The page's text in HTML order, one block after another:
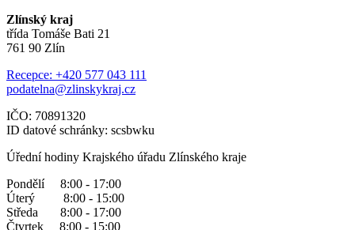
Zlínský kraj
třída Tomáše Bati 21
761 90 Zlín
Recepce: +420 577 043 111
podatelna@zlinskykraj.cz
IČO: 70891320
ID datové schránky: scsbwku
Úřední hodiny Krajského úřadu Zlínského kraje
Pondělí 8:00 - 17:00
Úterý 8:00 - 15:00
Středa 8:00 - 17:00
Čtvrtek 8:00 - 15:00